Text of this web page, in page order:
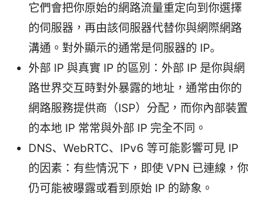
它們會把你原始的網路流量重定向到你選擇
的伺服器，再由該伺服器代替你與網際網路
溝通。對外顯示的通常是伺服器的 IP。
外部 IP 與真實 IP 的區別：外部 IP 是你與網
路世界交互時對外暴露的地址，通常由你的
網路服務提供商（ISP）分配，而你內部裝置
的本地 IP 常常與外部 IP 完全不同。
DNS、WebRTC、IPv6 等可能影響可見 IP
的因素：有些情況下，即使 VPN 已連線，你
仍可能被曝露或看到原始 IP 的跡象。